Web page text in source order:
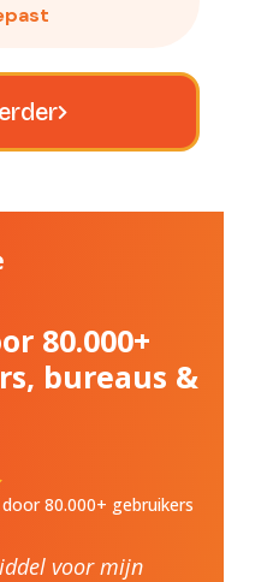
80.000+
bureaus &
80.000+ gebruikers
voor mijn